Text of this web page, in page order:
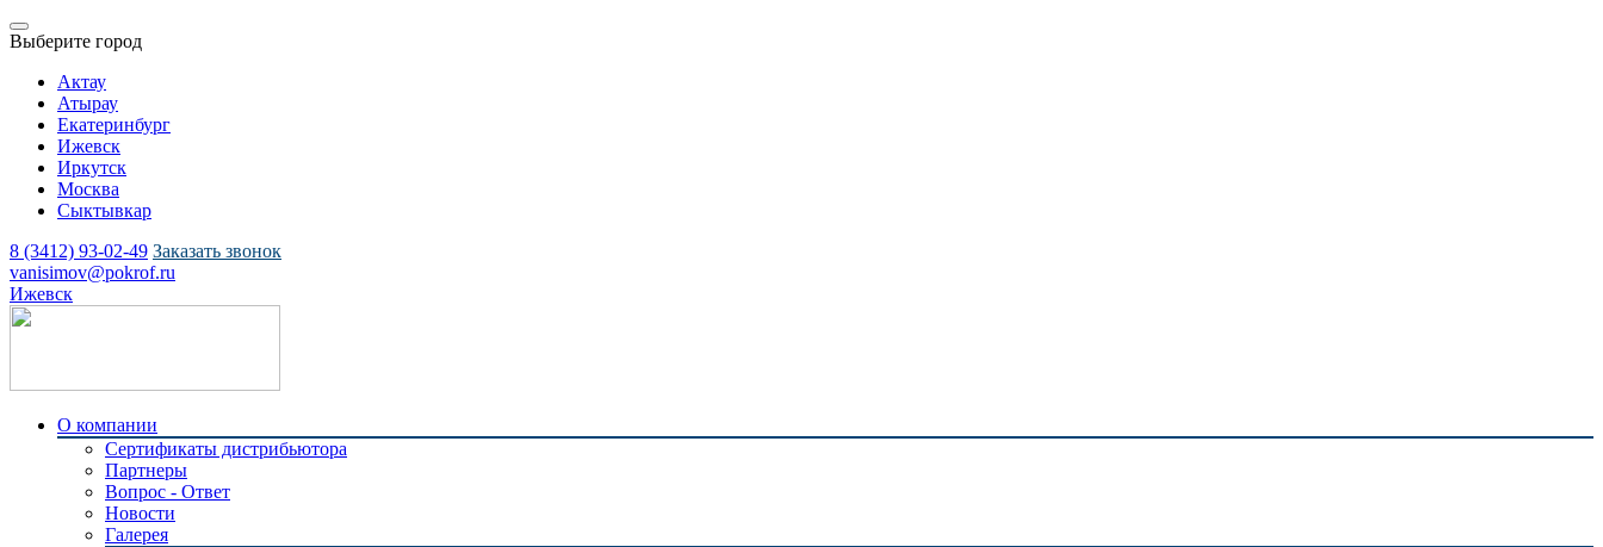
Выберите город
Актау
Атырау
Екатеринбург
Ижевск
Иркутск
Москва
Сыктывкар
8 (3412) 93-02-49 Заказать звонок
vanisimov@pokrof.ru
Ижевск
О компании
Сертификаты дистрибьютора
Партнеры
Вопрос - Ответ
Новости
Галерея